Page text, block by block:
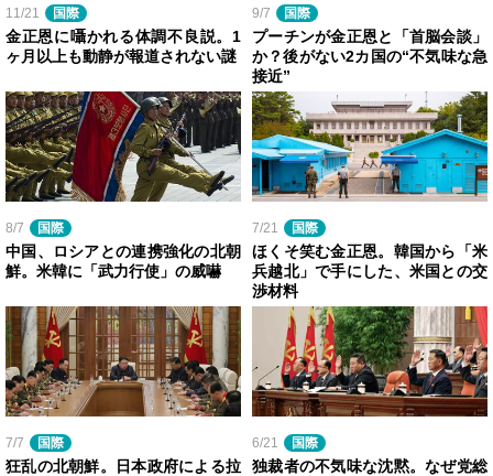
11/21 国際
金正恩に囁かれる体調不良説。1
ヶ月以上も動静が報道されない謎
9/7 国際
プーチンが金正恩と「首脳会談」
か？後がない2カ国の“不気味な急
接近”
8/7 国際
中国、ロシアとの連携強化の北朝
鮮。米韓に「武力行使」の威嚇
7/21 国際
ほくそ笑む金正恩。韓国から「米
兵越北」で手にした、米国との交
渉材料
7/7 国際
狂乱の北朝鮮。日本政府による拉
6/21 国際
独裁者の不気味な沈黙。なぜ党総